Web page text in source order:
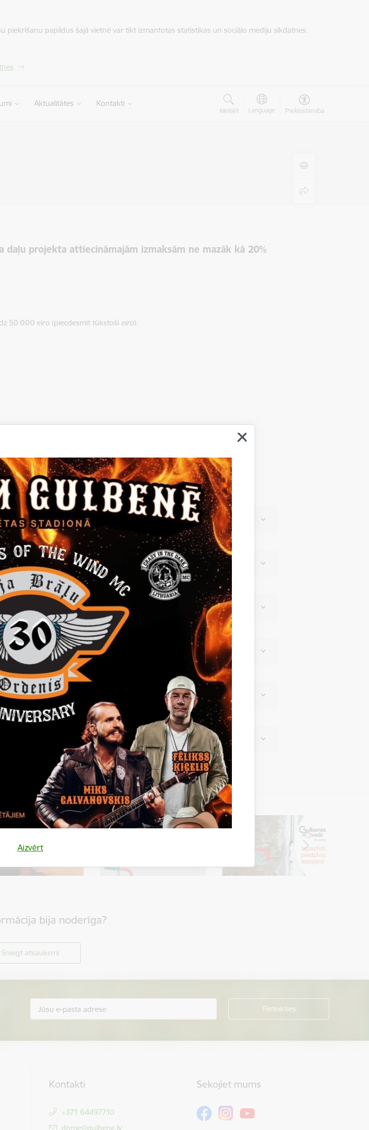
papildus šajā vietnē var tikt izmantotas statistikas un sociālo mediju sīkdatnes.
Aktualitātes Kontakti
Meklēt Language Piekļūstamība
Aizvērt
projekta attiecināmajām izmaksām ne mazāk kā 20%
50 000 eiro (piecdesmit tūkstoši eiro).
bija noderīga?
Sniegt atsauksmi
Kontakti
+371 64497710
E-pasts:
dome@gulbene.lv
Sekojiet mums